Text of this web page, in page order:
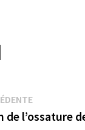
Publication
précédente
l’ossature